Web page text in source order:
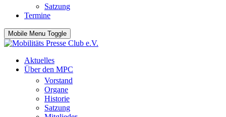
Satzung
Termine
Mobile Menu Toggle
Aktuelles
Über den MPC
Vorstand
Organe
Historie
Satzung